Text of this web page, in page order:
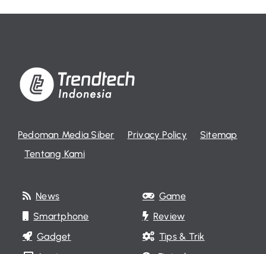
Pedoman Media Siber Privacy Policy
Sitemap
Tentang Kami
News
Smartphone
Gadget
Game
Review
Tips & Trik